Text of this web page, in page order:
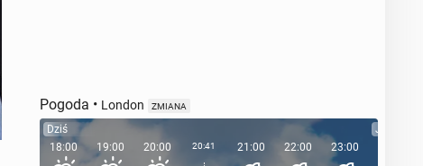
Pogoda • London ZMIANA
Dziś
18:00
19:00 20:00 20:41 21:00 22:00 23:00
Jutro